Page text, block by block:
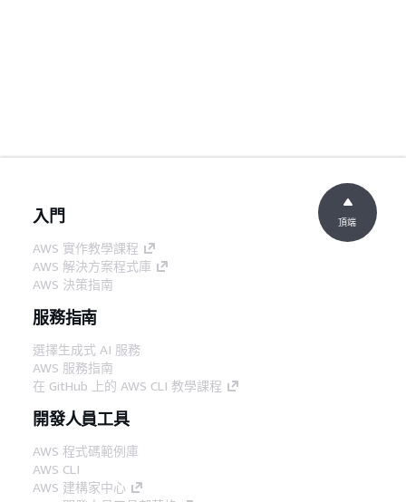
入門
AWS 實作教學課程
AWS 解決方案程式庫
AWS 決策指南
服務指南
選擇生成式 AI 服務
AWS 服務指南
在 GitHub 上的 AWS CLI 教學課程
開發人員工具
AWS 程式碼範例庫
AWS CLI
AWS 建構家中心
頂端